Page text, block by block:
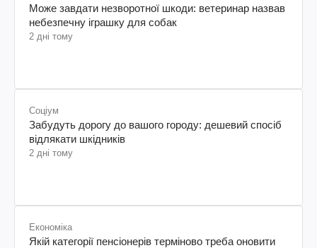
Може завдати незворотної шкоди: ветеринар назвав
небезпечну іграшку для собак
2 дні тому
Соціум
Забудуть дорогу до вашого городу: дешевий спосіб
відлякати шкідників
2 дні тому
Економіка
Якій категорії пенсіонерів терміново треба оновити